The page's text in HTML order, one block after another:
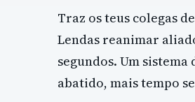
Traz os teus colegas
Lendas reanimar
segundos. Um
abatido, mais tempo